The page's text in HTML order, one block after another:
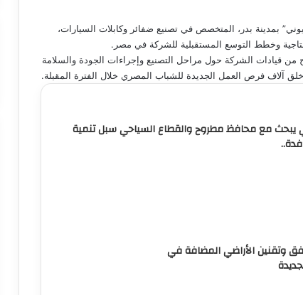
بمدينة بدر، المتخصص في تصنيع ضفائر وكابلات السيارات،
من قيادات الشركة حول مراحل التصنيع وإجراءات الجودة والسلامة
آلاف فرص العمل الجديدة للشباب المصري خلال الفترة المقبلة.
يبحث مع محافظ مطروح والقطاع السياحي سبل تنمية
وتقنين الأراضي المضافة في